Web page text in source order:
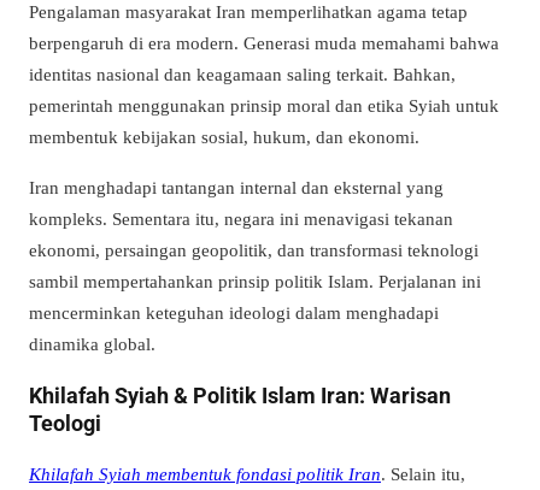
Pengalaman masyarakat Iran memperlihatkan agama tetap
berpengaruh di era modern. Generasi muda memahami bahwa
identitas nasional dan keagamaan saling terkait. Bahkan,
pemerintah menggunakan prinsip moral dan etika Syiah untuk
membentuk kebijakan sosial, hukum, dan ekonomi.
Iran menghadapi tantangan internal dan eksternal yang
kompleks. Sementara itu, negara ini menavigasi tekanan
ekonomi, persaingan geopolitik, dan transformasi teknologi
sambil mempertahankan prinsip politik Islam. Perjalanan ini
mencerminkan keteguhan ideologi dalam menghadapi
dinamika global.
Khilafah Syiah & Politik Islam Iran: Warisan
Teologi
Khilafah Syiah membentuk fondasi politik Iran. Selain itu,